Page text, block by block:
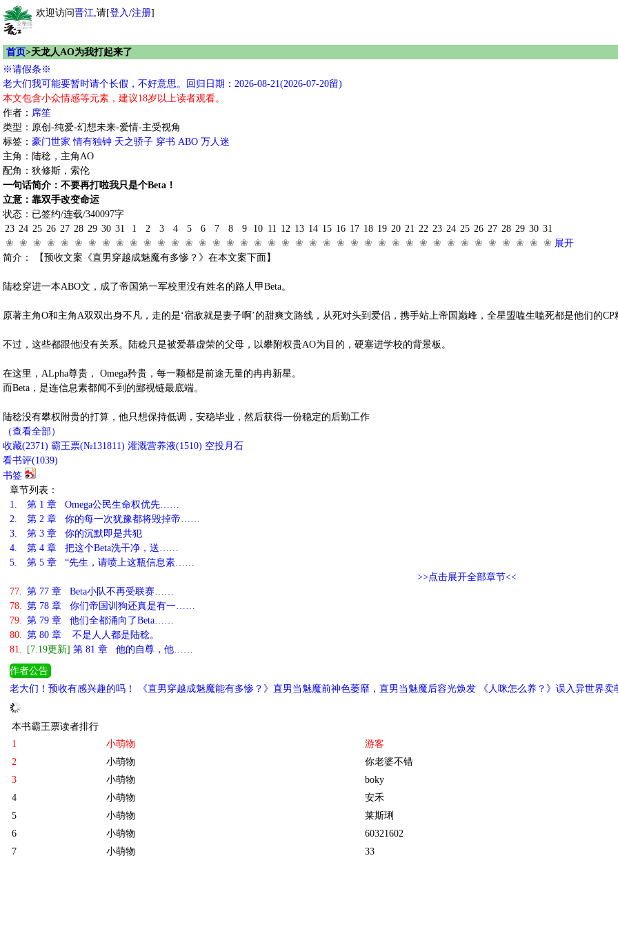
欢迎访问晋江,请[登入/注册]
首页>天龙人AO为我打起来了
※请假条※
老大们我可能要暂时请个长假，不好意思。回归日期：2026-08-21(2026-07-20留)
本文包含小众情感等元素，建议18岁以上读者观看。
作者： 席笙
类型：原创-纯爱-幻想未来-爱情-主受视角
标签： 豪门世家 情有独钟 天之骄子 穿书 ABO 万人迷
主角：陆稔，主角AO
配角：狄修斯，索伦
一句话简介：不要再打啦我只是个Beta！
立意：靠双手改变命运
状态：已签约/连载/340097字
23
❀
24
❀
25
❀
26
❀
27
❀
28
❀
29
❀
30
❀
31
❀
1
❀
2
❀
3
❀
4
❀
5
❀
6
❀
7
❀
8
❀
9
❀
10
❀
11
❀
12
❀
13
❀
14
❀
15
❀
16
❀
17
❀
18
❀
19
❀
20
❀
21
❀
22
❀
23
❀
24
❀
25
❀
26
❀
27
❀
28
❀
29
❀
30
❀
31
❀ 展开
简介： 【预收文案《直男穿越成魅魔有多惨？》在本文案下面】
陆稔穿进一本ABO文，成了帝国第一军校里没有姓名的路人甲Beta。
原著主角O和主角A双双出身不凡，走的是‘宿敌就是妻子啊’的甜爽文路线，从死对头到爱侣，携手站上帝国巅峰，全星盟嗑生嗑死都是他们的CP
不过，这些都跟他没有关系。陆稔只是被爱慕虚荣的父母，以攀附权贵AO为目的，硬塞进学校的背景板。
在这里，ALpha尊贵， Omega矜贵，每一颗都是前途无量的冉冉新星。
而Beta，是连信息素都闻不到的鄙视链最底端。
陆稔没有攀权附贵的打算，他只想保持低调，安稳毕业，然后获得一份稳定的后勤工作
（查看全部）
收藏(2371) 霸王票(№131811) 灌溉营养液(1510) 空投月石
看书评(1039)
书签
章节列表：
1.
第 1 章 Omega公民生命权优先……
2.
第 2 章 你的每一次犹豫都将毁掉帝……
3.
第 3 章 你的沉默即是共犯
4.
第 4 章 把这个Beta洗干净，送……
5.
第 5 章 “先生，请喷上这瓶信息素……
>>点击展开全部章节<<
77. 第 77 章 Beta小队不再受联赛……
78. 第 78 章 你们帝国训狗还真是有一……
79. 第 79 章 他们全都涌向了Beta……
80. 第 80 章 不是人人都是陆稔。
81.
[7.19更新] 第 81 章 他的自尊，他……
作者公告
老大们！预收有感兴趣的吗！ 《直男穿越成魅魔能有多惨？》直男当魅魔前神色萎靡，直男当魅魔后容光焕发 《人咪怎么养？》误入异世界
在存稿中，可以先试阅合不合口味！
[回复][投诉]
注意注意，你的营养液来啦~
我都抱着营养液来看你了，快把存稿君交出来！！！
[回复][投诉]